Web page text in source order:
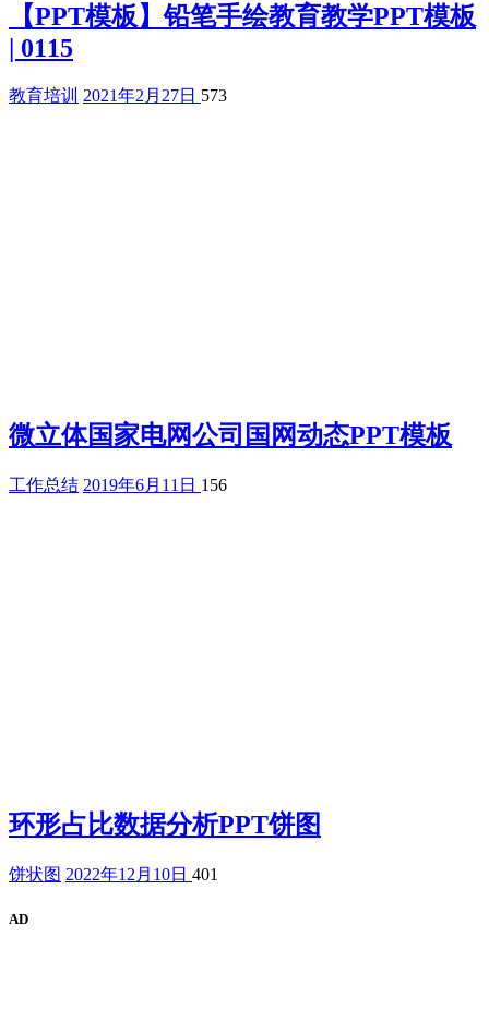
【PPT模板】铅笔手绘教育教学PPT模板
| 0115
教育培训 2021年2月27日 573
微立体国家电网公司国网动态PPT模板
工作总结 2019年6月11日 156
环形占比数据分析PPT饼图
饼状图 2022年12月10日 401
AD